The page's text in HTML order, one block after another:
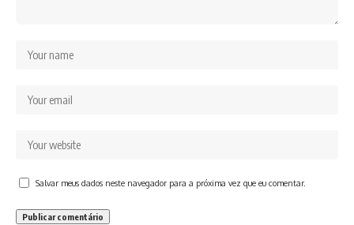
Salvar meus dados neste navegador para a próxima vez que eu comentar.